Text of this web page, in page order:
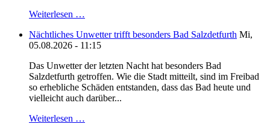
Weiterlesen …
Nächtliches Unwetter trifft besonders Bad Salzdetfurth Mi,
05.08.2026 - 11:15
Das Unwetter der letzten Nacht hat besonders Bad
Salzdetfurth getroffen. Wie die Stadt mitteilt, sind im Freibad
so erhebliche Schäden entstanden, dass das Bad heute und
vielleicht auch darüber...
Weiterlesen …